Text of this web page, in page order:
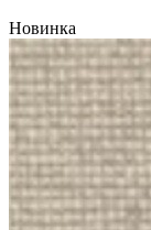
Новинка